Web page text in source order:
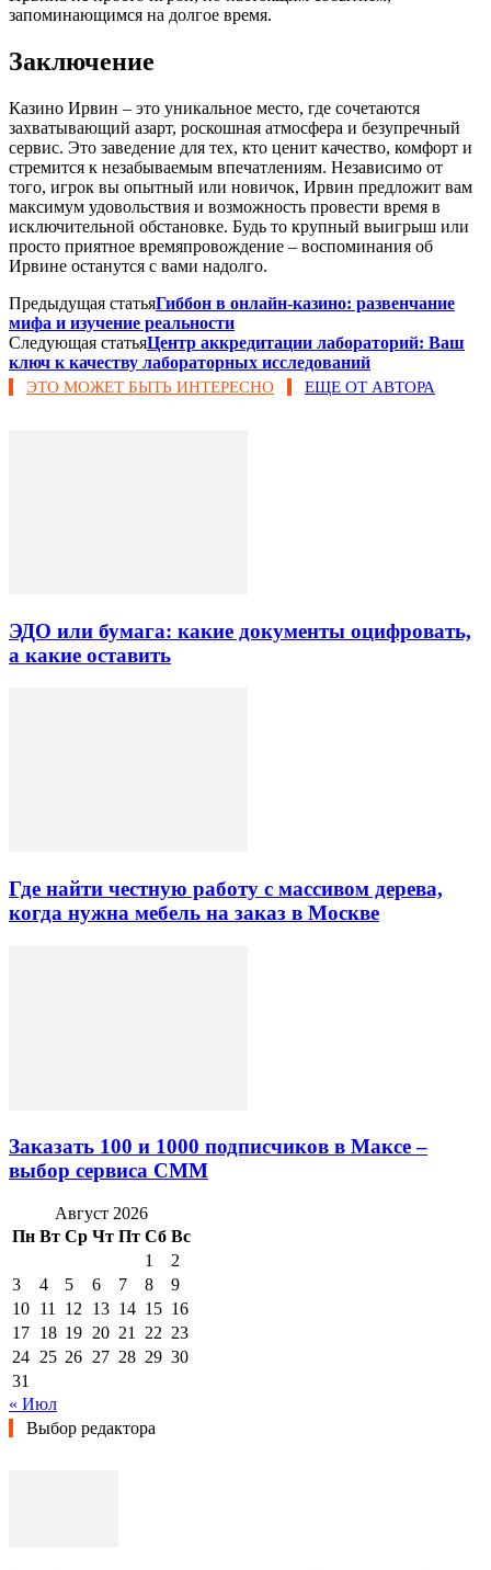
запоминающимся на долгое время.
Заключение
Казино Ирвин – это уникальное место, где сочетаются
захватывающий азарт, роскошная атмосфера и безупречный
сервис. Это заведение для тех, кто ценит качество, комфорт и
стремится к незабываемым впечатлениям. Независимо от
того, игрок вы опытный или новичок, Ирвин предложит вам
максимум удовольствия и возможность провести время в
исключительной обстановке. Будь то крупный выигрыш или
просто приятное времяпровождение – воспоминания об
Ирвине останутся с вами надолго.
Предыдущая статьяГиббон в онлайн-казино: развенчание
мифа и изучение реальности
Следующая статьяЦентр аккредитации лабораторий: Ваш
ключ к качеству лабораторных исследований
ЭТО МОЖЕТ БЫТЬ ИНТЕРЕСНО ЕЩЕ ОТ АВТОРА
ЭДО или бумага: какие документы оцифровать,
а какие оставить
Где найти честную работу с массивом дерева,
когда нужна мебель на заказ в Москве
Заказать 100 и 1000 подписчиков в Максе –
выбор сервиса СММ
Август 2026
Пн Вт Ср Чт Пт Сб Вс
1
2
3
4 5 6 7 8
9
10 11 12 13 14 15 16
17 18 19 20 21 22 23
24 25 26 27 28 29 30
31
« Июл
Выбор редактора